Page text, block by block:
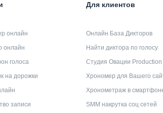
онлайн
онлайн
голоса
на дорожки
записи
Для клиентов
Онлайн База Дикторов
Найти диктора по голосу
Студия Овации Production
Хрономер для Вашего
Хронометраж в
SMM накрутка соц сетей